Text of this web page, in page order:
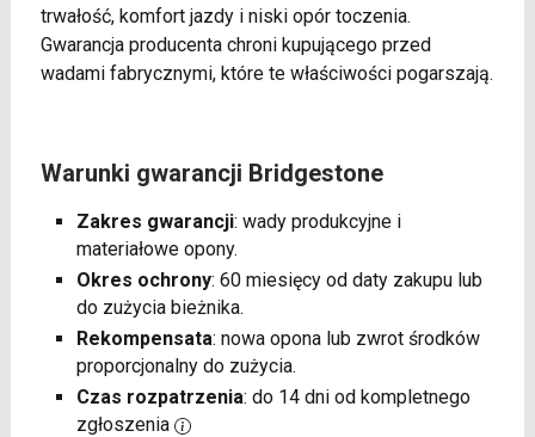
trwałość, komfort jazdy i niski opór toczenia.
Gwarancja producenta chroni kupującego przed
wadami fabrycznymi, które te właściwości pogarszają.
Warunki gwarancji Bridgestone
Zakres gwarancji: wady produkcyjne i
materiałowe opony.
Okres ochrony: 60 miesięcy od daty zakupu lub
do zużycia bieżnika.
Rekompensata: nowa opona lub zwrot środków
proporcjonalny do zużycia.
Czas rozpatrzenia: do 14 dni od kompletnego
zgłoszenia